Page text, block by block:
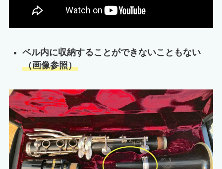
ベル内に収納することができないこともない
（画像参照）